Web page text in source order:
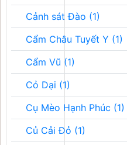
Cảnh sát Đào (1)
Cẩm Châu Tuyết Y (1)
Cẩm Vũ (1)
Cỏ Dại (1)
Cụ Mèo Hạnh Phúc (1)
Củ Cải Đỏ (1)